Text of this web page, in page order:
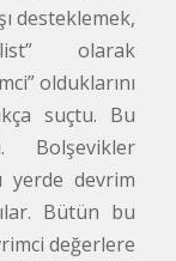
desteklemek,
olarak
olduklarını
suçtu. Bu
Bolşevikler
yerde devrim
Bütün bu
değerlere